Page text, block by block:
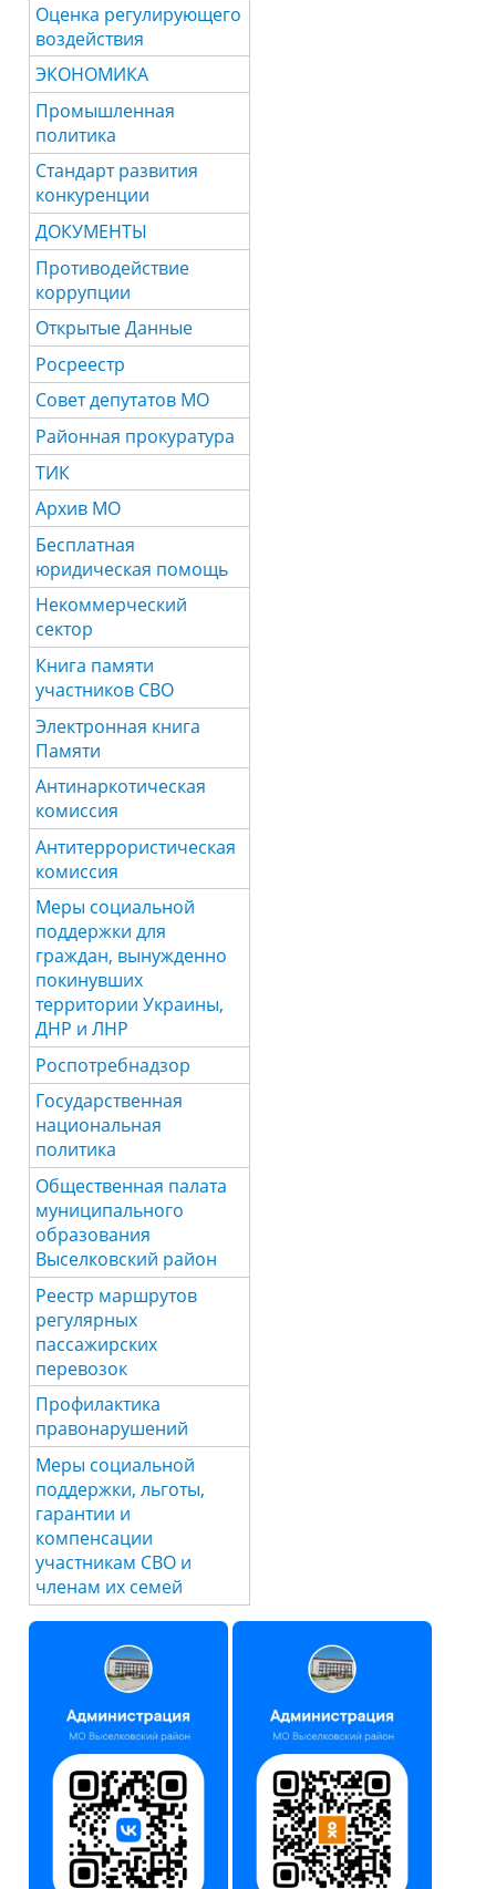
Оценка регулирующего
воздействия
ЭКОНОМИКА
Промышленная
политика
Стандарт развития
конкуренции
ДОКУМЕНТЫ
Противодействие
коррупции
Открытые Данные
Росреестр
Совет депутатов МО
Районная прокуратура
ТИК
Архив МО
Бесплатная
юридическая помощь
Некоммерческий
сектор
Книга памяти
участников СВО
Электронная книга
Памяти
Антинаркотическая
комиссия
Антитеррористическая
комиссия
Меры социальной
поддержки для
граждан, вынужденно
покинувших
территории Украины,
ДНР и ЛНР
Роспотребнадзор
Государственная
национальная
политика
Общественная палата
муниципального
образования
Выселковский район
Реестр маршрутов
регулярных
пассажирских
перевозок
Профилактика
правонарушений
Меры социальной
поддержки, льготы,
гарантии и
компенсации
участникам СВО и
членам их семей